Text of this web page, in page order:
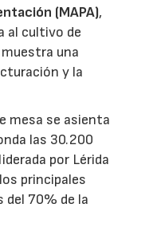
(MAPA),
al cultivo de
una
y la
mesa se asienta
las 30.200
por Lérida
principales
del 70% de la